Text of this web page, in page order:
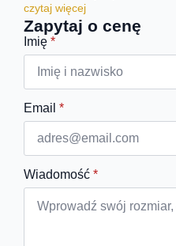
czytaj więcej
Zapytaj o cenę
Imię *
Email *
Wiadomość *